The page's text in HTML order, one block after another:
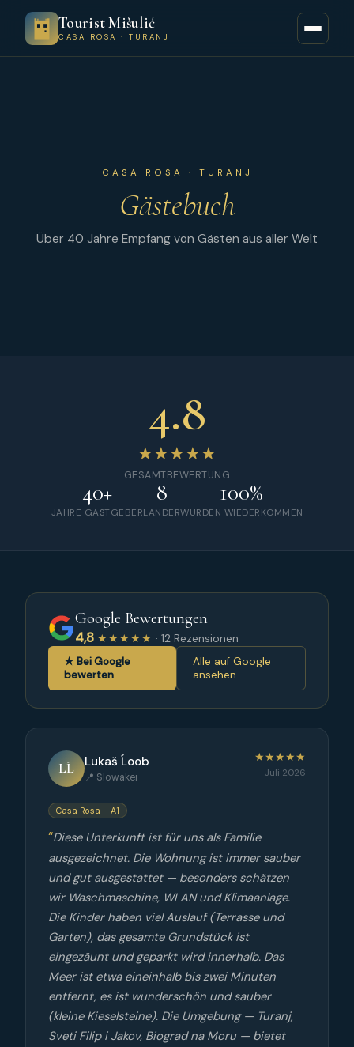
Tourist Mišulić
CASA ROSA · TURANJ
CASA ROSA · TURANJ
Gästebuch
Über 40 Jahre Empfang von Gästen aus aller Welt
4.8
★★★★★
GESAMTBEWERTUNG
40+
JAHRE GASTGEBER
8
LÄNDER
100%
WÜRDEN WIEDERKOMMEN
Google Bewertungen
4,8 ★★★★★ · 12 Rezensionen
★ Bei Google
bewerten
Alle auf Google
ansehen
LĹ Lukaš Ĺoob
📍 Slowakei
★★★★★
Juli 2026
Casa Rosa – A1
Diese Unterkunft ist für uns als Familie
ausgezeichnet. Die Wohnung ist immer sauber
und gut ausgestattet — besonders schätzen
wir Waschmaschine, WLAN und Klimaanlage.
Die Kinder haben viel Auslauf (Terrasse und
Garten), das gesamte Grundstück ist
eingezäunt und geparkt wird innerhalb. Das
Meer ist etwa eineinhalb bis zwei Minuten
entfernt, es ist wunderschön und sauber
(kleine Kieselsteine). Die Umgebung — Turanj,
Sveti Filip i Jakov, Biograd na Moru — bietet